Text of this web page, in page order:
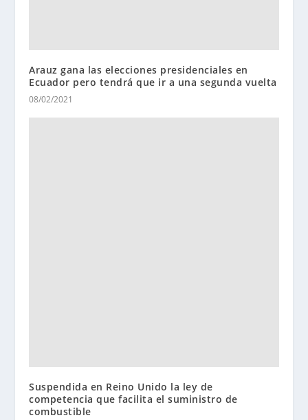
Arauz gana las elecciones presidenciales en
Ecuador pero tendrá que ir a una segunda vuelta
08/02/2021
Suspendida en Reino Unido la ley de
competencia que facilita el suministro de
combustible